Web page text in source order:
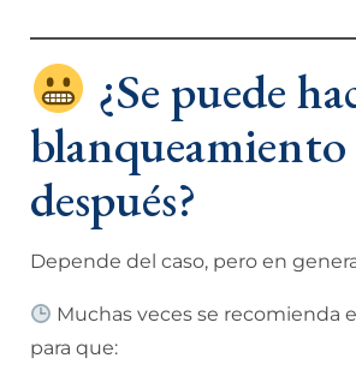
¿Se puede
después?
Depende del caso, pero en
Muchas veces se recomienda
para que: